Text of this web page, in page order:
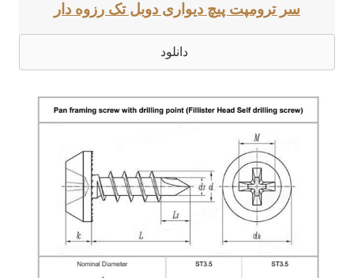
سر ترومپت پیچ دیواری دوبل تک رزوه دار
دانلود